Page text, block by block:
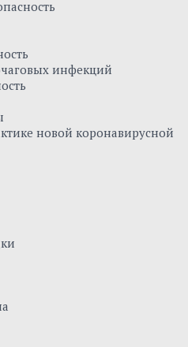
инфекций
новой коронавирусной